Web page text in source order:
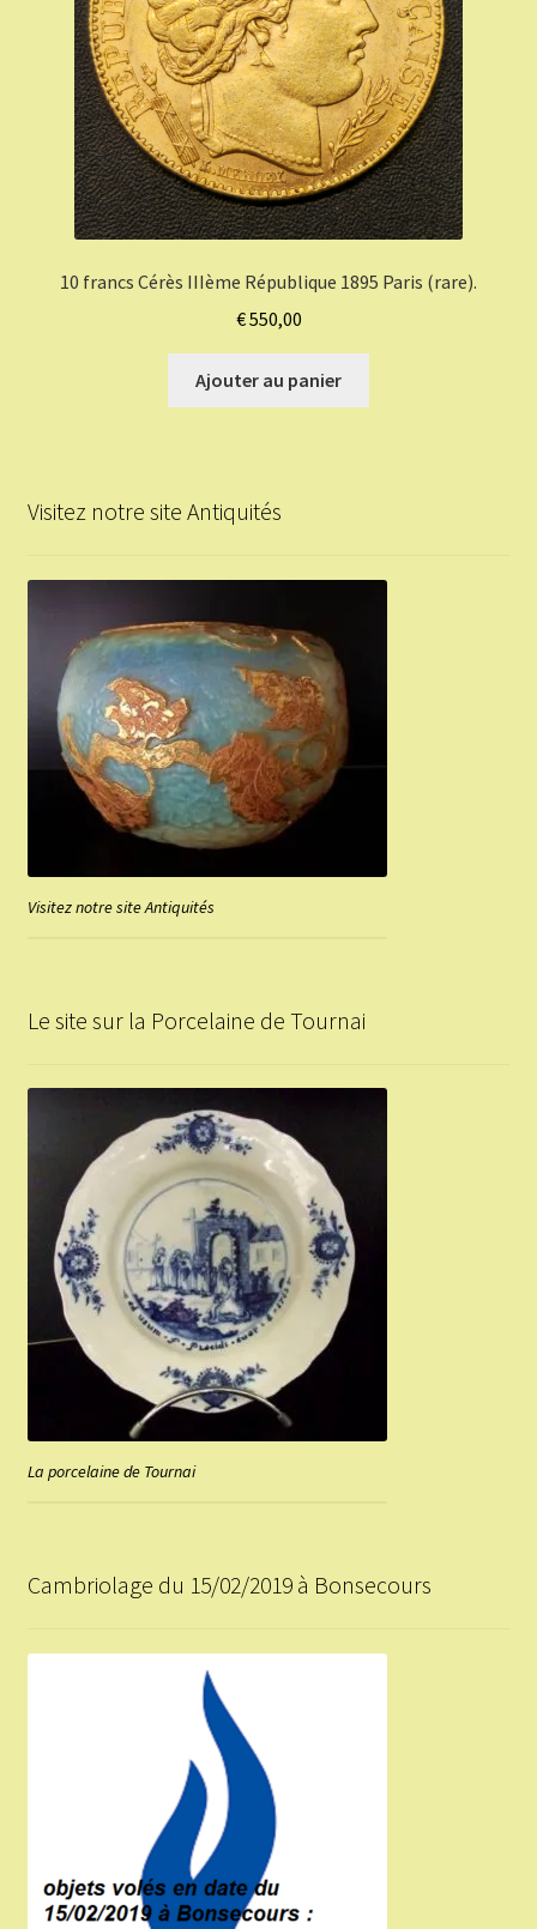
10 francs Cérès IIIème République 1895 Paris (rare).
€550,00
Ajouter au panier
Visitez notre site Antiquités
Visitez notre site Antiquités
Le site sur la Porcelaine de Tournai
La porcelaine de Tournai
Cambriolage du 15/02/2019 à Bonsecours